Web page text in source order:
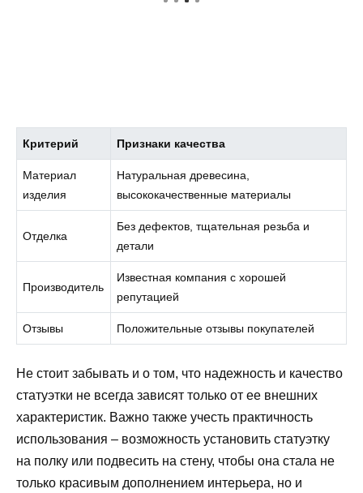
Критерий Признаки качества
Материал
изделия
Натуральная древесина,
высококачественные материалы
Отделка
Без дефектов, тщательная резьба и
детали
Производитель
Известная компания с хорошей
репутацией
Отзывы Положительные отзывы покупателей
Не стоит забывать и о том, что надежность и качество
статуэтки не всегда зависят только от ее внешних
характеристик. Важно также учесть практичность
использования – возможность установить статуэтку
на полку или подвесить на стену, чтобы она стала не
только красивым дополнением интерьера, но и